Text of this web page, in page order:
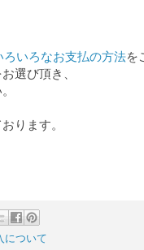
ろいろなお支払の方法を
選び頂き、
ります。
について